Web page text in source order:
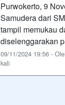
Purwokerto, 9
Samudera dari
tampil memukau
diselenggarakan
09/11/2024 19:56 -
kali